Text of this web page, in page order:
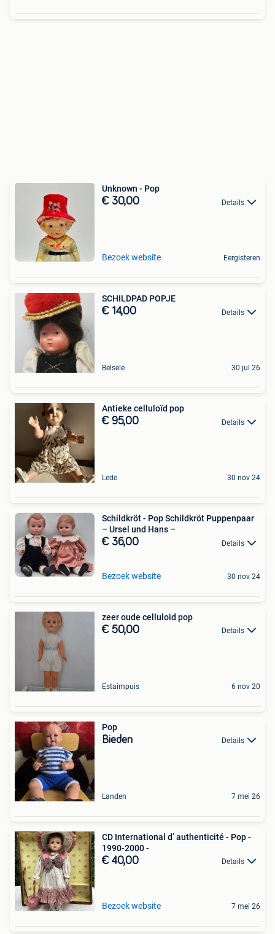
Unknown - Pop
€ 30,00 Details
Bezoek website Eergisteren
SCHILDPAD POPJE
€ 14,00 Details
Belsele 30 jul 26
Antieke celluloïd pop
€ 95,00 Details
Lede 30 nov 24
Schildkröt - Pop Schildkröt Puppenpaar
– Ursel und Hans –
€ 36,00 Details
Bezoek website 30 nov 24
zeer oude celluloid pop
€ 50,00 Details
Estaimpuis 6 nov 20
Pop
Bieden Details
Landen 7 mei 26
CD International d’ authenticité - Pop -
1990-2000 -
€ 40,00 Details
Bezoek website 7 mei 26